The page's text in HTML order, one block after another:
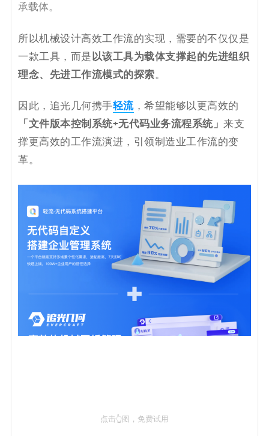
承载体。
所以机械设计⾼效⼯作流的实现，需要的不仅仅是
⼀款⼯具，⽽是以该⼯具为载体⽀撑起的先进组织
理念、先进⼯作流模式的探索。
因此，追光⼏何携手轻流，希望能够以更⾼效的
「⽂件版本控制系统+无代码业务流程系统」 来⽀
撑更⾼效的⼯作流演进，引领制造业⼯作流的变
⾰。
点击👆图，免费试用